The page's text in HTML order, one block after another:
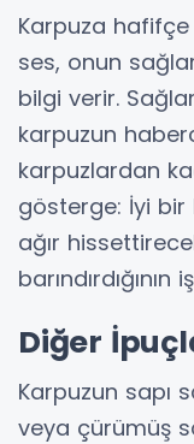
Karpuza hafifçe
ses, onun
bilgi verir.
karpuzun
karpuzlardan
gösterge: İyi bir
ağır
barındırdığının
Diğer
Karpuzun sapı
veya çürümüş